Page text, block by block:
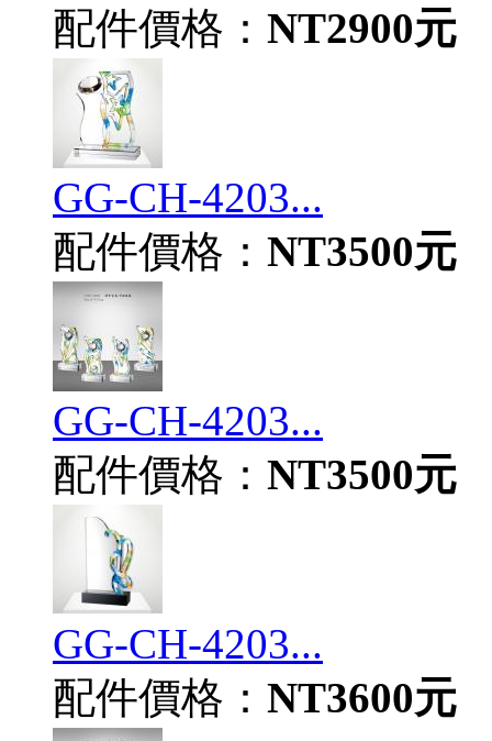
配件價格： NT2900元
GG-CH-4203...
配件價格： NT3500元
GG-CH-4203...
配件價格： NT3500元
GG-CH-4203...
配件價格： NT3600元